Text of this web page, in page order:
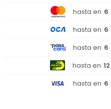
hasta en 6
hasta en 6
hasta en 6
hasta en 12
hasta en 6